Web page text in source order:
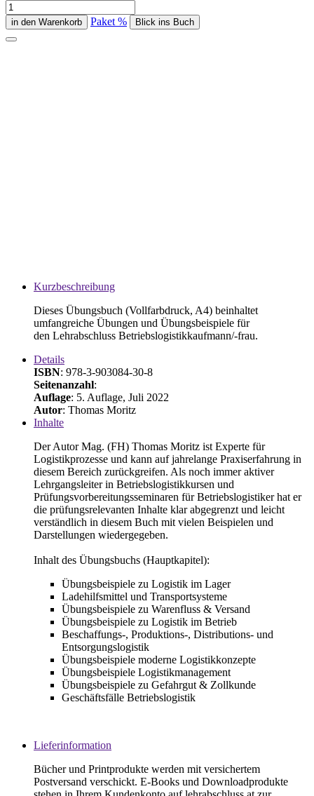
Paket % Blick ins Buch
Kurzbeschreibung
Dieses Übungsbuch (Vollfarbdruck, A4) beinhaltet
umfangreiche Übungen und Übungsbeispiele für
den Lehrabschluss Betriebslogistikkaufmann/-frau.
Details
ISBN: 978-3-903084-30-8
Seitenanzahl:
Auflage: 5. Auflage, Juli 2022
Autor: Thomas Moritz
Inhalte
Der Autor Mag. (FH) Thomas Moritz ist Experte für
Logistikprozesse und kann auf jahrelange Praxiserfahrung in
diesem Bereich zurückgreifen. Als noch immer aktiver
Lehrgangsleiter in Betriebslogistikkursen und
Prüfungsvorbereitungsseminaren für Betriebslogistiker hat er
die prüfungsrelevanten Inhalte klar abgegrenzt und leicht
verständlich in diesem Buch mit vielen Beispielen und
Darstellungen wiedergegeben.
Inhalt des Übungsbuchs (Hauptkapitel):
Übungsbeispiele zu Logistik im Lager
Ladehilfsmittel und Transportsysteme
Übungsbeispiele zu Warenfluss & Versand
Übungsbeispiele zu Logistik im Betrieb
Beschaffungs-, Produktions-, Distributions- und
Entsorgungslogistik
Übungsbeispiele moderne Logistikkonzepte
Übungsbeispiele Logistikmanagement
Übungsbeispiele zu Gefahrgut & Zollkunde
Geschäftsfälle Betriebslogistik
Lieferinformation
Bücher und Printprodukte werden mit versichertem
Postversand verschickt. E-Books und Downloadprodukte